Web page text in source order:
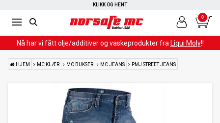
KLIKK OG HENT
0
Nå har vi fått olje/additiver og vaskeprodukter fra Liqui Moly!!
HJEM MC KLÆR MC BUKSER MC JEANS PMJ STREET JEANS